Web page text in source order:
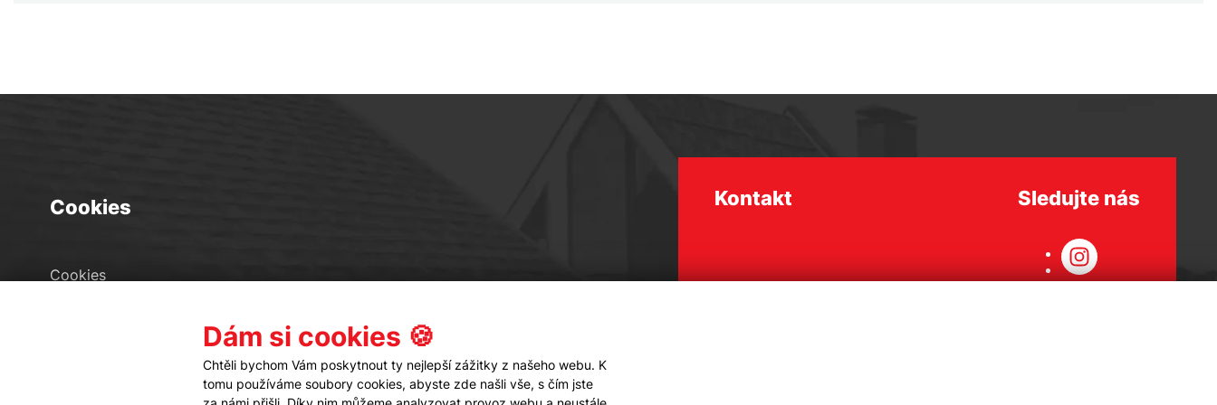
Cookies
Cookies
Kontakt Sledujte nás
Dám si cookies 🍪
Chtěli bychom Vám poskytnout ty nejlepší zážitky z našeho webu. K
tomu používáme soubory cookies, abyste zde našli vše, s čím jste